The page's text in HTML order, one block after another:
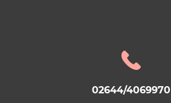
02644/4069970